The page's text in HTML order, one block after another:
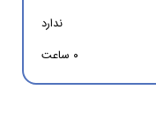
ندارد
۰ ساعت